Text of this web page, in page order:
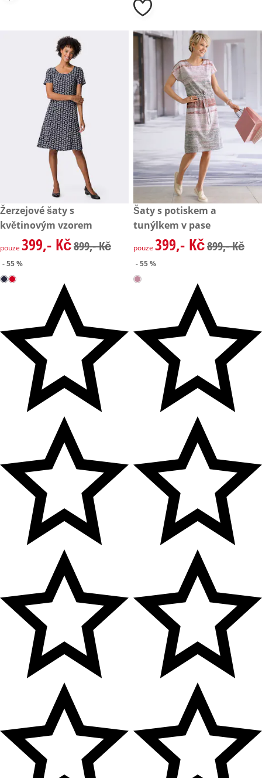
zlevněná cena: 399,- Kč, původní cena: 899,- Kč
- 55 %
Žerzejové šaty s
květinovým vzorem
zlevněná cena: 399,- Kč, původní cena: 899,- Kč
pouze 399,- Kč899,- Kč
- 55 %
zlevněná cena: 399,- Kč,
- 55 %
Šaty s potiskem a
tunýlkem v pase
zlevněná cena: 399,- Kč,
pouze 399,- Kč899,- Kč
- 55 %